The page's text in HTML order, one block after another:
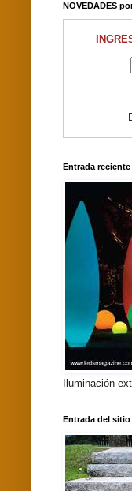
NOVEDADES
Entrada
Iluminación
Entrada del sitio